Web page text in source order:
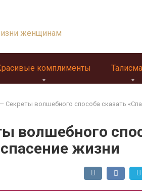
женщинам
комплименты
Секреты волшебного способа сказать
волшебного
жизни